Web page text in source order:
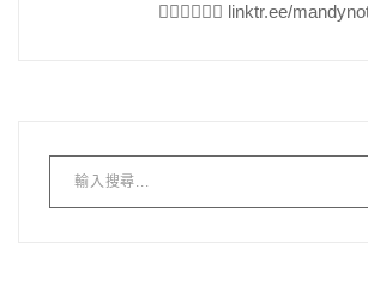
👇🏻👇🏻👇🏻 linktr.ee/